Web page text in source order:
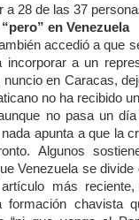
a 28 de las 37
en Venezuela
accedió a que
incorporar a un
en Caracas,
no ha recibido
no pasa un
apunta a que la
Algunos
Venezuela se
más
formación chavista